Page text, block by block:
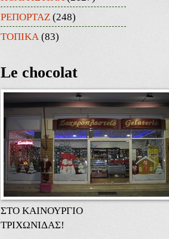
ΡΕΠΟΡΤΑΖ (248)
ΤΟΠΙΚΑ (83)
Le chocolat
ΣΤΟ ΚΑΙΝΟΥΡΓΙΟ
ΤΡΙΧΩΝΙΔΑΣ!